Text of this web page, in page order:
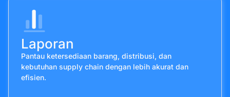
Laporan
Pantau ketersediaan barang, distribusi, dan
kebutuhan supply chain dengan lebih akurat dan
efisien.